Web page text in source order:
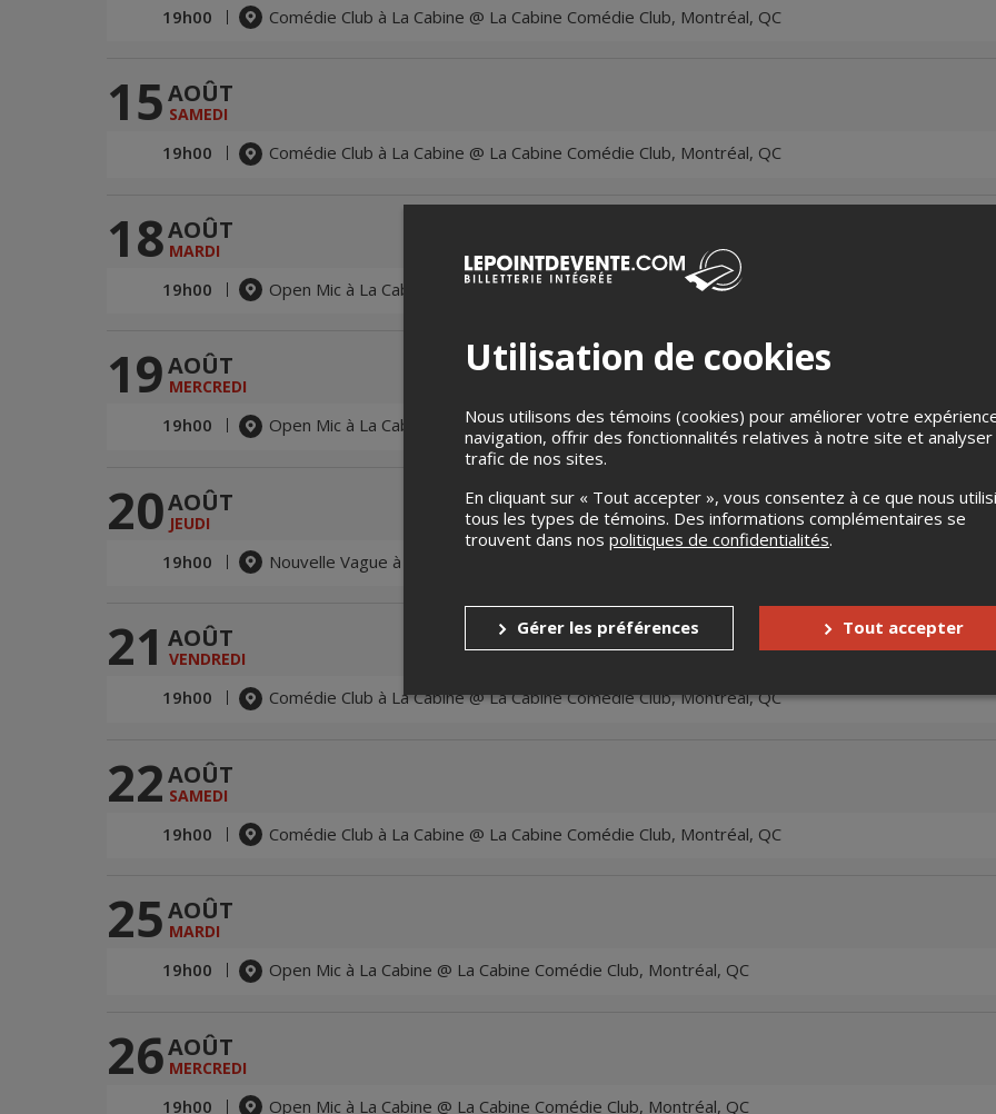
19h00 Comédie Club à La Cabine @ La Cabine Comédie Club, Montréal, QC
15AOÛT
SAMEDI
19h00 Comédie Club à La Cabine @ La Cabine Comédie Club, Montréal, QC
18AOÛT
MARDI
19h00 Open Mic à La Cabine @ La Cabine Comédie Club, Montréal, QC
19AOÛT
MERCREDI
19h00 Open Mic à La Cabine @ La Cabine Comédie Club, Montréal, QC
20AOÛT
JEUDI
19h00 Nouvelle Vague à La Cabine @ La Cabine Comédie Club, Montréal, QC
21 AOÛT
VENDREDI
19h00 Comédie Club à La Cabine @ La Cabine Comédie Club, Montréal, QC
22AOÛT
SAMEDI
19h00 Comédie Club à La Cabine @ La Cabine Comédie Club, Montréal, QC
25AOÛT
MARDI
19h00 Open Mic à La Cabine @ La Cabine Comédie Club, Montréal, QC
26AOÛT
MERCREDI
19h00 Open Mic à La Cabine @ La Cabine Comédie Club, Montréal, QC
Utilisation de cookies
Nous utilisons des témoins (cookies) pour améliorer votre
navigation, offrir des fonctionnalités relatives à notre site et analyser
trafic de nos sites.
En cliquant sur « Tout accepter », vous consentez à ce que nous
tous les types de témoins. Des informations complémentaires se
trouvent dans nos politiques de confidentialités.
Gérer les préférences Tout accepter